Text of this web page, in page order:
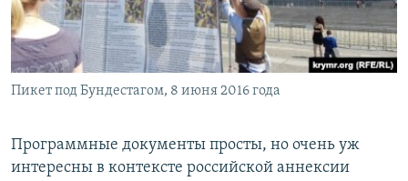
Пикет под Бундестагом, 8 июня 2016 года
Программные документы просты, но очень уж
интересны в контексте российской аннексии